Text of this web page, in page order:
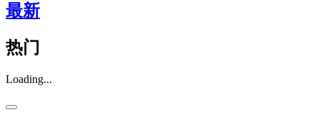
最新
热门
Loading...